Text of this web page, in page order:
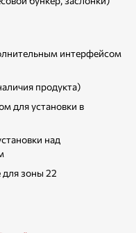
интерфейсом
продукта)
для установки в
над
зоны 22